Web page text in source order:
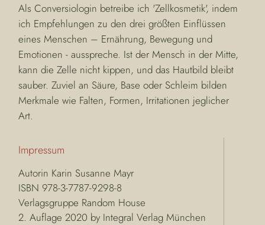
Als Conversiologin betreibe ich 'Zellkosmetik', indem
ich Empfehlungen zu den drei größten Einflüssen
eines Menschen – Ernährung, Bewegung und
Emotionen - ausspreche. Ist der Mensch in der Mitte,
kann die Zelle nicht kippen, und das Hautbild bleibt
sauber. Zuviel an Säure, Base oder Schleim bilden
Merkmale wie Falten, Formen, Irritationen jeglicher
Art.
Impressum
Autorin Karin Susanne Mayr
ISBN 978-3-7787-9298-8
Verlagsgruppe Random House
2. Auflage 2020 by Integral Verlag München